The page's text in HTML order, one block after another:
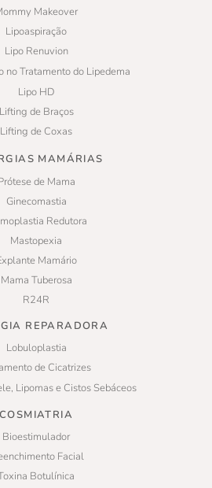
Makeover
Lipoaspiração
Lipo Renuvion
no Tratamento do Lipedema
Lipo HD
Lifting de Braços
Lifting de Coxas
MAMÁRIAS
de Mama
Ginecomastia
Redutora
Mastopexia
Mamário
Mama Tuberosa
R24R
REPARADORA
Lobuloplastia
de Cicatrizes
Lipomas e Cistos Sebáceos
COSMIATRIA
Bioestimulador
Facial
Botulínica